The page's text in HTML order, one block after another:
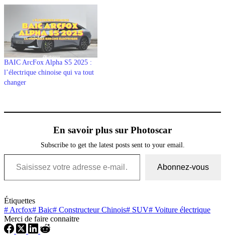
BAIC ArcFox Alpha S5 2025 :
l’électrique chinoise qui va tout
changer
En savoir plus sur Photoscar
Subscribe to get the latest posts sent to your email.
Saisissez votre adresse e-mail…
Abonnez-vous
Étiquettes
# Arcfox# Baic# Constructeur Chinois# SUV# Voiture électrique
Merci de faire connaitre